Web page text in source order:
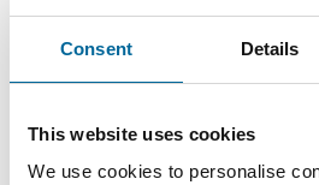
Consent Details
This website uses cookies
We use cookies to personalise
AXK-R
1x300
300 mm² 27.7 mm
AXK-R